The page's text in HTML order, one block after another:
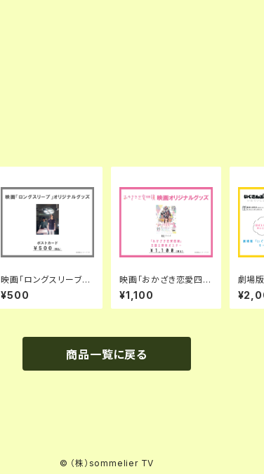
映画「ロングスリーブ」
ポストカード
¥500
映画「おかざき恋愛四
鏡」B2ポスター
¥1,100
劇場
る！い
ター・
商品一覧に戻る
© （株）sommelier TV